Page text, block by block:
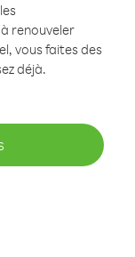
renouveler
vous faites des
déjà.